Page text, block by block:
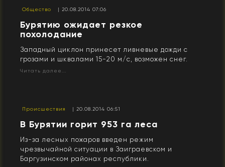
Общество | 20.08.2014 07:06
Бурятию ожидает резкое
похолодание
Западный циклон принесет ливневые дожди с
грозами и шквалами 15-20 м/с, возможен снег.
Читать далее...
Происшествия | 20.08.2014 06:51
В Бурятии горит 953 га леса
Из-за лесных пожаров введен режим
чрезвычайной ситуации в Заиграевском и
Баргузинском районах республики.